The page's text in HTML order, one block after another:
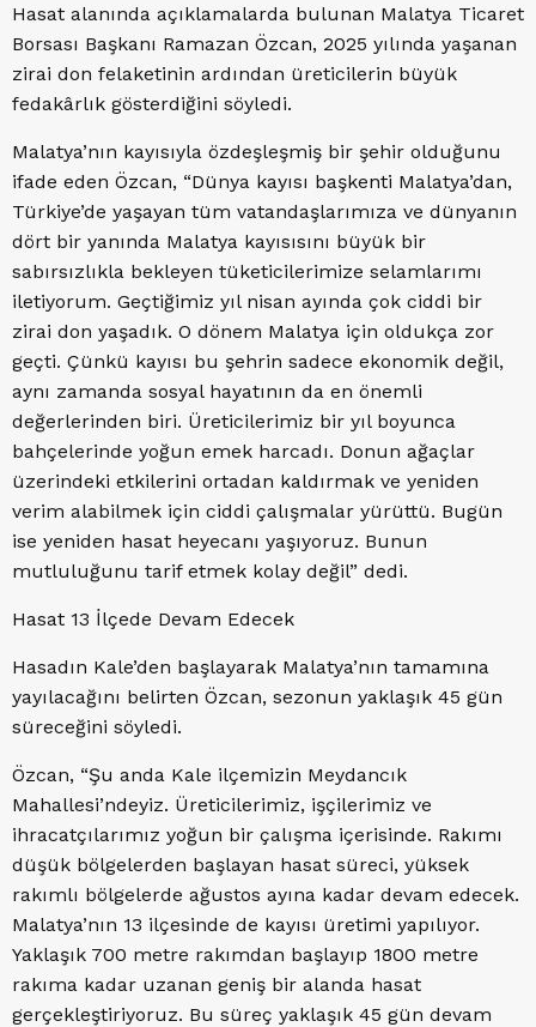
Hasat alanında açıklamalarda bulunan Malatya Ticaret
Borsası Başkanı Ramazan Özcan, 2025 yılında yaşanan
zirai don felaketinin ardından üreticilerin büyük
fedakârlık gösterdiğini söyledi.
Malatya’nın kayısıyla özdeşleşmiş bir şehir olduğunu
ifade eden Özcan, “Dünya kayısı başkenti Malatya’dan,
Türkiye’de yaşayan tüm vatandaşlarımıza ve dünyanın
dört bir yanında Malatya kayısısını büyük bir
sabırsızlıkla bekleyen tüketicilerimize selamlarımı
iletiyorum. Geçtiğimiz yıl nisan ayında çok ciddi bir
zirai don yaşadık. O dönem Malatya için oldukça zor
geçti. Çünkü kayısı bu şehrin sadece ekonomik değil,
aynı zamanda sosyal hayatının da en önemli
değerlerinden biri. Üreticilerimiz bir yıl boyunca
bahçelerinde yoğun emek harcadı. Donun ağaçlar
üzerindeki etkilerini ortadan kaldırmak ve yeniden
verim alabilmek için ciddi çalışmalar yürüttü. Bugün
ise yeniden hasat heyecanı yaşıyoruz. Bunun
mutluluğunu tarif etmek kolay değil” dedi.
Hasat 13 İlçede Devam Edecek
Hasadın Kale’den başlayarak Malatya’nın tamamına
yayılacağını belirten Özcan, sezonun yaklaşık 45 gün
süreceğini söyledi.
Özcan, “Şu anda Kale ilçemizin Meydancık
Mahallesi’ndeyiz. Üreticilerimiz, işçilerimiz ve
ihracatçılarımız yoğun bir çalışma içerisinde. Rakımı
düşük bölgelerden başlayan hasat süreci, yüksek
rakımlı bölgelerde ağustos ayına kadar devam edecek.
Malatya’nın 13 ilçesinde de kayısı üretimi yapılıyor.
Yaklaşık 700 metre rakımdan başlayıp 1800 metre
rakıma kadar uzanan geniş bir alanda hasat
gerçekleştiriyoruz. Bu süreç yaklaşık 45 gün devam